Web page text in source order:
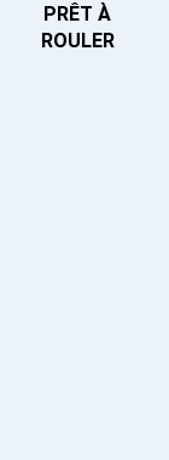
PRÊT À
ROULER